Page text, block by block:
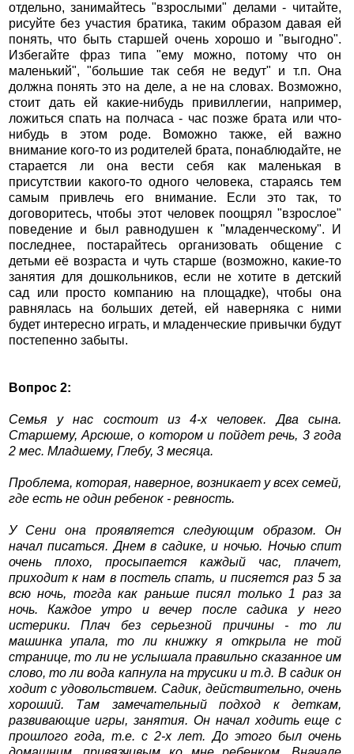
отдельно, занимайтесь "взрослыми" делами - читайте,
рисуйте без участия братика, таким образом давая ей
понять, что быть старшей очень хорошо и "выгодно".
Избегайте фраз типа "ему можно, потому что он
маленький", "большие так себя не ведут" и т.п. Она
должна понять это на деле, а не на словах. Возможно,
стоит дать ей какие-нибудь привиллегии, например,
ложиться спать на полчаса - час позже брата или что-
нибудь в этом роде. Воможно также, ей важно
внимание кого-то из родителей брата, понаблюдайте, не
старается ли она вести себя как маленькая в
присутствии какого-то одного человека, стараясь тем
самым привлечь его внимание. Если это так, то
договоритесь, чтобы этот человек поощрял "взрослое"
поведение и был равнодушен к "младенческому". И
последнее, постарайтесь организовать общение с
детьми её возраста и чуть старше (возможно, какие-то
занятия для дошкольников, если не хотите в детский
сад или просто компанию на площадке), чтобы она
равнялась на больших детей, ей наверняка с ними
будет интересно играть, и младенческие привычки будут
постепенно забыты.
Вопрос 2:
Семья у нас состоит из 4-х человек. Два сына.
Старшему, Арсюше, о котором и пойдет речь, 3 года
2 мес. Младшему, Глебу, 3 месяца.
Проблема, которая, наверное, возникает у всех семей,
где есть не один ребенок - ревность.
У Сени она проявляется следующим образом. Он
начал писаться. Днем в садике, и ночью. Ночью спит
очень плохо, просыпается каждый час, плачет,
приходит к нам в постель спать, и писяется раз 5 за
всю ночь, тогда как раньше писял только 1 раз за
ночь. Каждое утро и вечер после садика у него
истерики. Плач без серьезной причины - то ли
машинка упала, то ли книжку я открыла не той
странице, то ли не услышала правильно сказанное им
слово, то ли вода капнула на трусики и т.д. В садик он
ходит с удовольствием. Садик, действительно, очень
хороший. Там замечательный подход к деткам,
развивающие игры, занятия. Он начал ходить еще с
прошлого года, т.е. с 2-х лет. До этого был очень